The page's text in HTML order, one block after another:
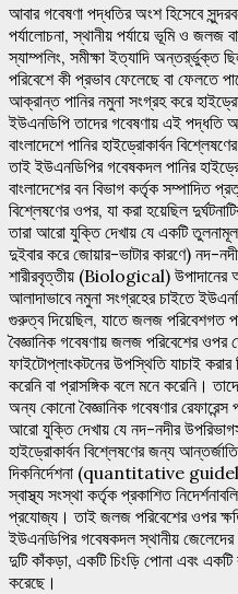
আবার গবেষণা পদ্ধতির অংশ হিসেবে
পর্যালোচনা, স্থানীয় পর্যায়ে ভূমি ও জলজ
স্যাম্পলিং, সমীক্ষা ইত্যাদি অন্তর্র্ভুক্ত
পরিবেশে কী প্রভাব ফেলেছে বা ফেলতে
আক্রান্ত পানির নমুনা সংগ্রহ করে
ইউএনডিপি তাদের গবেষণায় এই পদ্ধতি
বাংলাদেশে পানির হাইড্রোকার্বন
তাই ইউএনডিপির গবেষকদল পানির
বাংলাদেশের বন বিভাগ কর্তৃক সম্পাদিত
বিশ্লেষণের ওপর, যা করা হয়েছিল
তারা আরো যুক্তি দেখায় যে একটি
দুইবার করে জোয়ার-ভাটার কারণে) নদ-
শারীরবৃত্তীয় (Biological) উপাদানের
আলাদাভাবে নমুনা সংগ্রহের চাইতে
গুরুত্ব দিয়েছিল, যাতে জলজ পরিবেশগত
বৈজ্ঞানিক গবেষণায় জলজ পরিবেশের ওপর
ফাইটোপ্লাংকটনের উপস্থিতি যাচাই
করেনি বা প্রাসঙ্গিক বলে মনে করেনি।
অন্য কোনো বৈজ্ঞানিক গবেষণার রেফারেন্স
আরো যুক্তি দেখায় যে নদ-নদীর
হাইড্রোকার্বন বিশ্লেষণের জন্য
দিকনির্দেশনা (quantitative
স্বাস্থ্য সংস্থা কর্তৃক প্রকাশিত
প্রযোজ্য। তাই জলজ পরিবেশের ওপর
ইউএনডিপির গবেষকদল স্থানীয় জেলেদের
দুটি কাঁকড়া, একটি চিংড়ি পোনা এবং একটি
করেছে।